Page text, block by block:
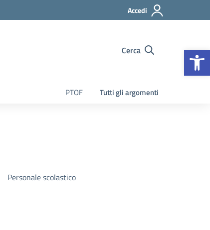
Accedi
Cerca
PTOF Tutti gli argomenti
Personale scolastico